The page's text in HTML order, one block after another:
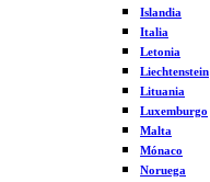
Islandia
Italia
Letonia
Liechtenstein
Lituania
Luxemburgo
Malta
Mónaco
Noruega